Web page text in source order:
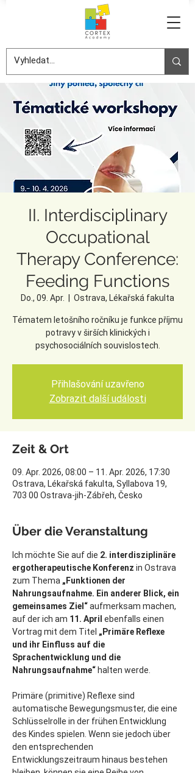
II. Interdisciplinary
Occupational
Therapy Conference:
Feeding Functions
Do., 09. Apr. Ostrava, Lékařská fakulta
Tématem letošního ročníku je funkce příjmu
potravy v širších klinických i
psychosociálních souvislostech.
Přihlašování uzavřeno
Zobrazit další události
Zeit & Ort
09. Apr. 2026, 08:00 – 11. Apr. 2026, 17:30
Ostrava, Lékařská fakulta, Syllabova 19,
703 00 Ostrava-jih-Zábřeh, Česko
Über die Veranstaltung
Ich möchte Sie auf die 2. interdisziplinäre
ergotherapeutische Konferenz in Ostrava
zum Thema „Funktionen der
Nahrungsaufnahme. Ein anderer Blick, ein
gemeinsames Ziel“ aufmerksam machen,
auf der ich am 11. April ebenfalls einen
Vortrag mit dem Titel „Primäre Reflexe
und ihr Einfluss auf die
Sprachentwicklung und die
Nahrungsaufnahme“ halten werde.
Primäre (primitive) Reflexe sind
automatische Bewegungsmuster, die eine
Schlüsselrolle in der frühen Entwicklung
des Kindes spielen. Wenn sie jedoch über
den entsprechenden
Entwicklungszeitraum hinaus bestehen